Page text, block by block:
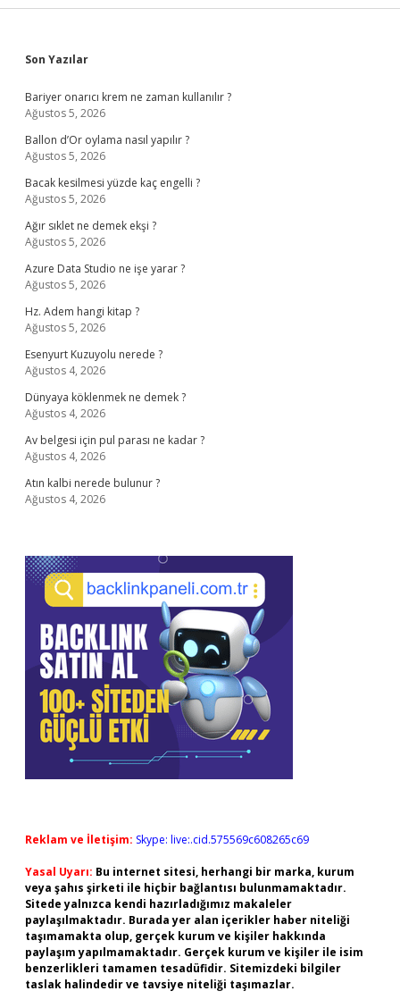
Sidebar
Son Yazılar
Bariyer onarıcı krem ne zaman kullanılır ?
Ağustos 5, 2026
Ballon d’Or oylama nasıl yapılır ?
Ağustos 5, 2026
Bacak kesilmesi yüzde kaç engelli ?
Ağustos 5, 2026
Ağır sıklet ne demek ekşi ?
Ağustos 5, 2026
Azure Data Studio ne işe yarar ?
Ağustos 5, 2026
Hz. Adem hangi kitap ?
Ağustos 5, 2026
Esenyurt Kuzuyolu nerede ?
Ağustos 4, 2026
Dünyaya köklenmek ne demek ?
Ağustos 4, 2026
Av belgesi için pul parası ne kadar ?
Ağustos 4, 2026
Atın kalbi nerede bulunur ?
Ağustos 4, 2026
Reklam ve İletişim: Skype: live:.cid.575569c608265c69
Yasal Uyarı: Bu internet sitesi, herhangi bir marka, kurum
veya şahıs şirketi ile hiçbir bağlantısı bulunmamaktadır.
Sitede yalnızca kendi hazırladığımız makaleler
paylaşılmaktadır. Burada yer alan içerikler haber niteliği
taşımamakta olup, gerçek kurum ve kişiler hakkında
paylaşım yapılmamaktadır. Gerçek kurum ve kişiler ile isim
benzerlikleri tamamen tesadüfidir. Sitemizdeki bilgiler
taslak halindedir ve tavsiye niteliği taşımazlar.